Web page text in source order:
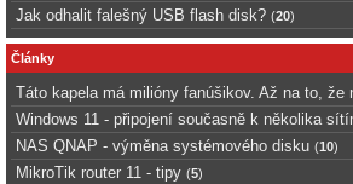
Jak odhalit falešný USB flash disk? (20)
Články
Táto kapela má milióny fanúšikov. Až na to, že
Windows 11 - připojení současně k několika
NAS QNAP - výměna systémového disku (10)
MikroTik router 11 - tipy (5)